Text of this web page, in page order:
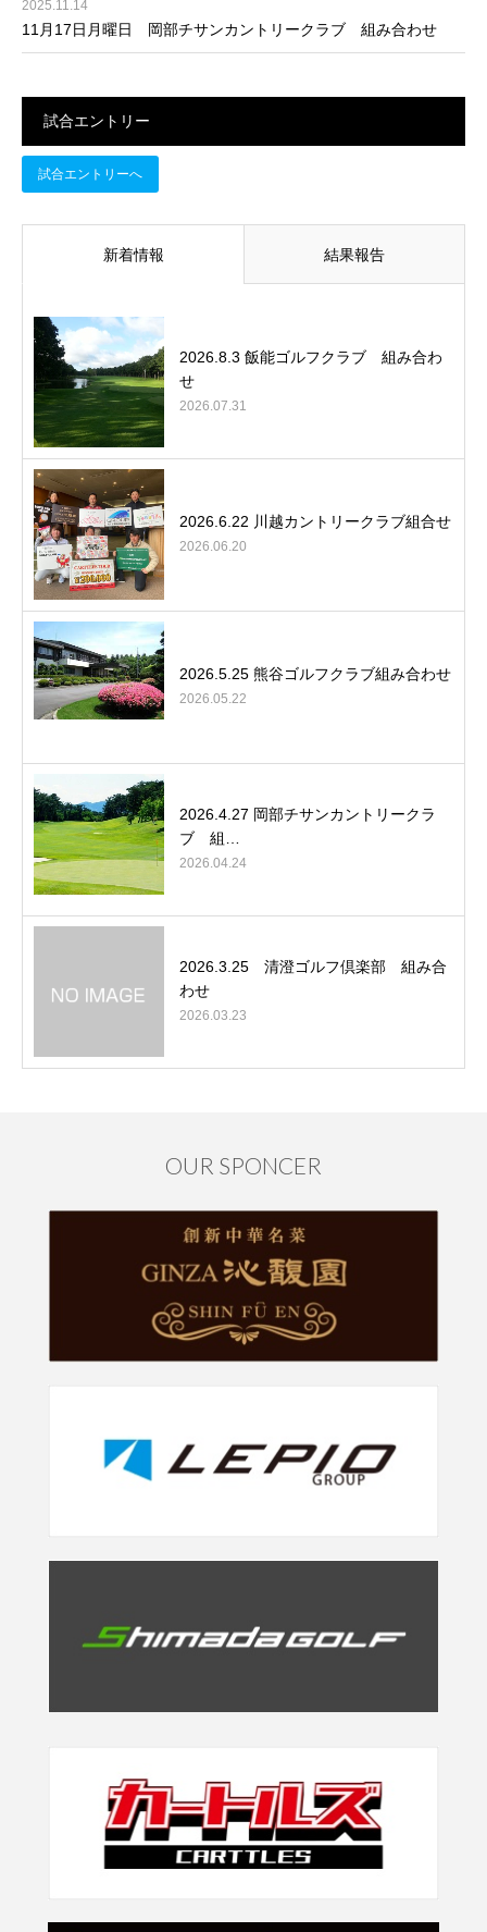
2025.11.14
11月17日月曜日 岡部チサンカントリークラブ 組み合わせ
試合エントリー
試合エントリーへ
新着情報 結果報告
2026.8.3 飯能ゴルフクラブ 組み合わ
せ
2026.07.31
2026.6.22 川越カントリークラブ組合せ
2026.06.20
2026.5.25 熊谷ゴルフクラブ組み合わせ
2026.05.22
2026.4.27 岡部チサンカントリークラ
ブ 組…
2026.04.24
2026.3.25 清澄ゴルフ倶楽部 組み合
わせ
2026.03.23
OUR SPONCER